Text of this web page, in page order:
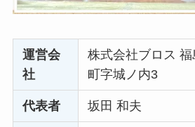
運営会
社
株式会社ブロス
町字城ノ内3
代表者 坂田 和夫